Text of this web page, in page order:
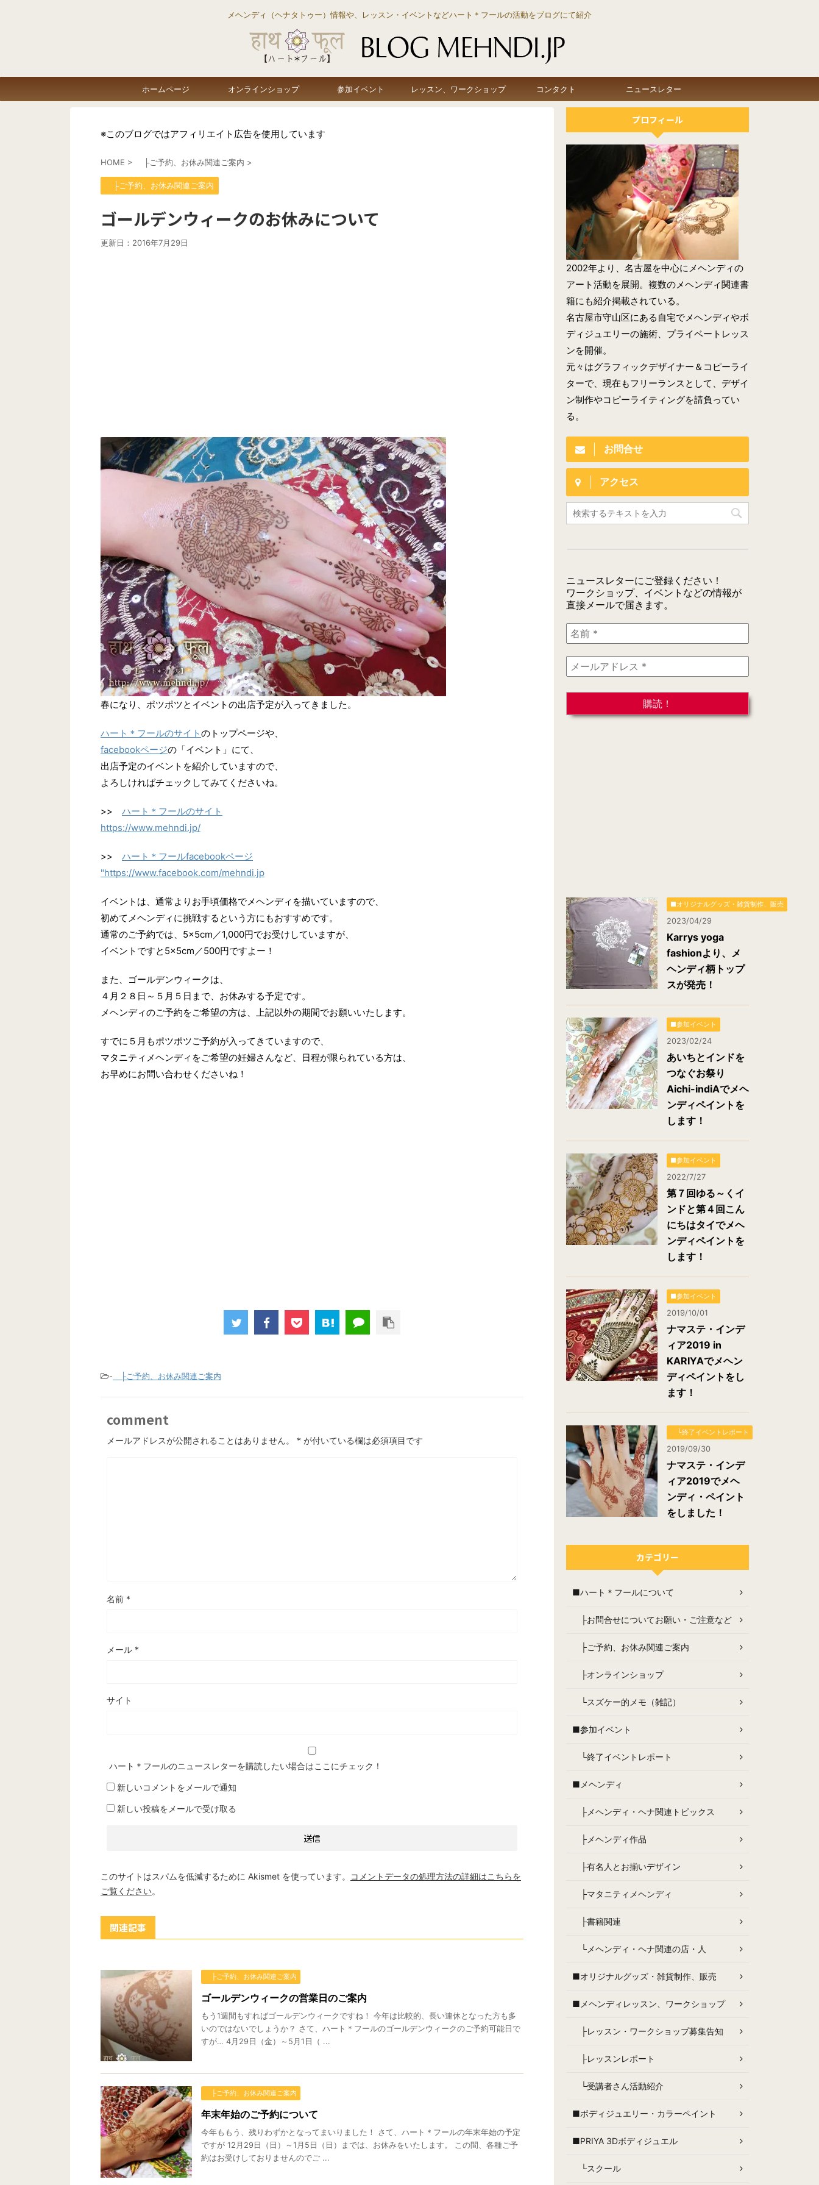
メヘンディ（ヘナタトゥー）情報や、レッスン・イベントなどハート＊フールの活動をブログにて紹介
ホームページ オンラインショップ 参加イベント レッスン、ワークショップ コンタクト ニュースレター
※このブログではアフィリエイト広告を使用しています
HOME > ├ご予約、お休み関連ご案内 >
├ご予約、お休み関連ご案内
ゴールデンウィークのお休みについて
更新日： 2016年7月29日
春になり、ポツポツとイベントの出店予定が入ってきました。
ハート＊フールのサイトのトップページや、
facebookページの「イベント」にて、
出店予定のイベントを紹介していますので、
よろしければチェックしてみてくださいね。
>> ハート＊フールのサイト
https://www.mehndi.jp/
>> ハート＊フールfacebookページ
"https://www.facebook.com/mehndi.jp
イベントは、通常よりお手頃価格でメヘンディを描いていますので、
初めてメヘンディに挑戦するという方にもおすすめです。
通常のご予約では、5×5cm／1,000円でお受けしていますが、
イベントですと5×5cm／500円ですよー！
また、ゴールデンウィークは、
４月２８日～５月５日まで、お休みする予定です。
メヘンディのご予約をご希望の方は、上記以外の期間でお願いいたします。
すでに５月もポツポツご予約が入ってきていますので、
マタニティメヘンディをご希望の妊婦さんなど、日程が限られている方は、
お早めにお問い合わせくださいね！
- ├ご予約、お休み関連ご案内
comment
メールアドレスが公開されることはありません。 * が付いている欄は必須項目です
名前 *
メール *
サイト
ハート＊フールのニュースレターを購読したい場合はここにチェック！
新しいコメントをメールで通知
新しい投稿をメールで受け取る
このサイトはスパムを低減するために Akismet を使っています。
コメントデータの処理方法の詳細はこちらを
ご覧ください。
関連記事
├ご予約、お休み関連ご案内
ゴールデンウィークの営業日のご案内
もう1週間もすればゴールデンウィークですね！ 今年は比較的、長い連休となった方も多
いのではないでしょうか？ さて、ハート＊フールのゴールデンウィークのご予約可能日で
すが… 4月29日（金）～5月1日（ ...
├ご予約、お休み関連ご案内
年末年始のご予約について
今年ももう、残りわずかとなってまいりました！ さて、ハート＊フールの年末年始の予定
ですが 12月29日（日）～1月5日（日）までは、お休みをいたします。 この間、各種ご予
約はお受けしておりませんのでご ...
プロフィール
2002年より、名古屋を中心にメヘンディの
アート活動を展開。複数のメヘンディ関連書
籍にも紹介掲載されている。
名古屋市守山区にある自宅でメヘンディやボ
ディジュエリーの施術、プライベートレッス
ンを開催。
元々はグラフィックデザイナー＆コピーライ
ターで、現在もフリーランスとして、デザイ
ン制作やコピーライティングを請負ってい
る。
お問合せ
アクセス
ニュースレターにご登録ください！
ワークショップ、イベントなどの情報が
直接メールで届きます。
名
前
*
ー
■オリジナルグッズ・雑貨制作、販売
2023/04/29
Karrys yoga
fashionより、メ
ヘンディ柄トップ
スが発売！
■参加イベント
2023/02/24
あいちとインドを
つなぐお祭り
Aichi-indiAでメヘ
ンディペイントを
します！
■参加イベント
2022/7/27
第７回ゆる～くイ
ンドと第４回こん
にちはタイでメヘ
ンディペイントを
します！
■参加イベント
2019/10/01
ナマステ・インデ
ィア2019 in
KARIYAでメヘン
ディペイントをし
ます！
└終了イベントレポート
2019/09/30
ナマステ・インデ
ィア2019でメヘ
ンディ・ペイント
をしました！
カテゴリー
■ハート＊フールについて
├お問合せについてお願い・ご注意など
├ご予約、お休み関連ご案内
├オンラインショップ
└スズケー的メモ（雑記）
■参加イベント
└終了イベントレポート
■メヘンディ
├メヘンディ・ヘナ関連トピックス
├メヘンディ作品
├有名人とお揃いデザイン
├マタニティメヘンディ
├書籍関連
└メヘンディ・ヘナ関連の店・人
■オリジナルグッズ・雑貨制作、販売
■メヘンディレッスン、ワークショップ
├レッスン・ワークショップ募集告知
├レッスンレポート
└受講者さん活動紹介
■ボディジュエリー・カラーペイント
■PRIYA 3Dボディジュエル
└スクール